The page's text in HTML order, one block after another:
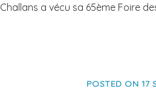
a vécu sa 65ème Foire
POSTED ON 17